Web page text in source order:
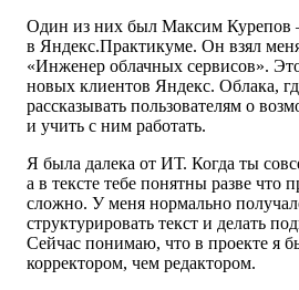
Один из них был Максим Курепов
в Яндекс.Практикуме. Он взял
«Инженер облачных сервисов».
новых клиентов Яндекс. Облака,
рассказывать пользователям о
и учить с ним работать.
Я была далека от ИТ. Когда ты
а в тексте тебе понятны разве что
сложно. У меня нормально
структурировать текст и делать
Сейчас понимаю, что в проекте я
корректором, чем редактором.